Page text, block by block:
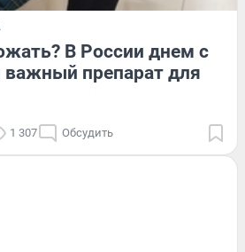
В России днем с
важный препарат для
1 307 Обсудить